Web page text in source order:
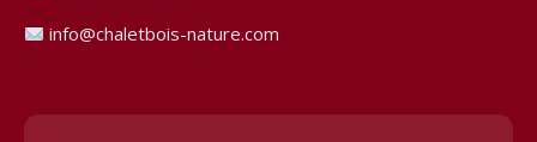
info@chaletbois-nature.com